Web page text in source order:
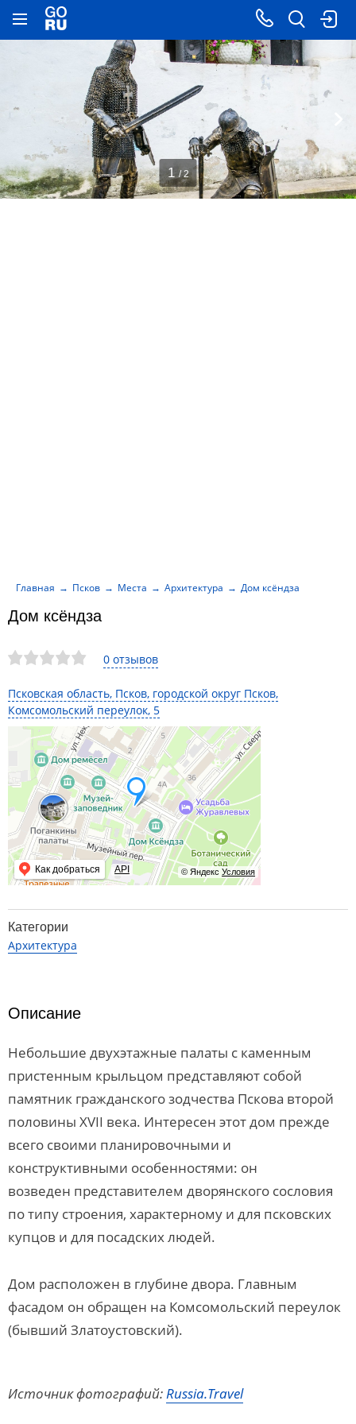
0 отзывов
Псковская область, Псков, городской округ Псков,
Комсомольский переулок, 5
© Яндекс Условия
Как добраться API
Дом ксёндза
Главная Псков Места Архитектура Дом ксёндза
1 / 2
Категории
Архитектура
Описание
Небольшие двухэтажные палаты с каменным
пристенным крыльцом представляют собой
памятник гражданского зодчества Пскова второй
половины XVII века. Интересен этот дом прежде
всего своими планировочными и
конструктивными особенностями: он
возведен представителем дворянского сословия
по типу строения, характерному и для псковских
купцов и для посадских людей.
Дом расположен в глубине двора. Главным
фасадом он обращен на Комсомольский переулок
(бывший Златоустовский).
Источник фотографий:Russia.Travel